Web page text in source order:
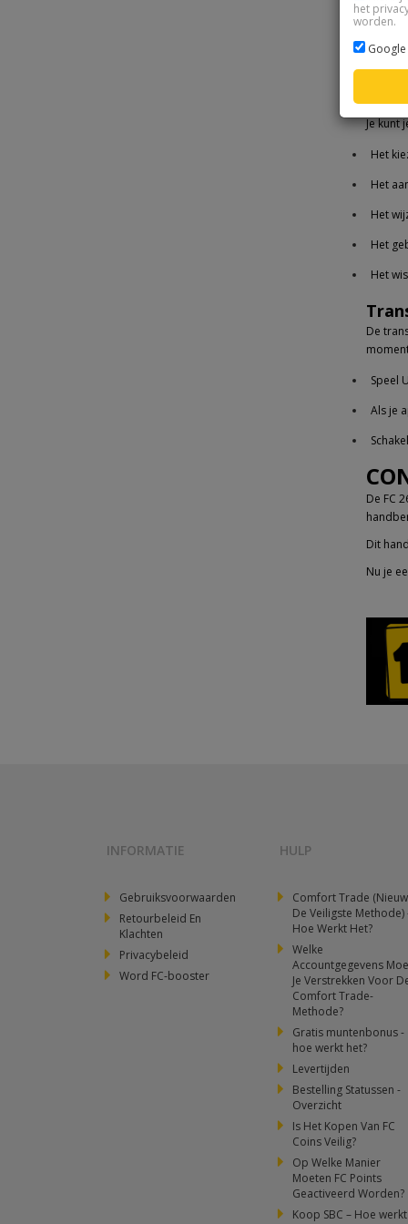
JE
Zoals
Je kunt
Het
Het
Het
Het
Het
De
Speel
Als je
De FC
Dit
Nu je
INFORMATIE
Gebruiksvoorwaarden
Retourbeleid En
Klachten
Privacybeleid
Word FC-booster
HULP
Comfort Trade
De Veiligste Methode)
Hoe Werkt Het?
Welke
Accountgegevens
Je Verstrekken Voor
Comfort Trade-
Methode?
Gratis muntenbonus -
hoe werkt het?
Levertijden
Bestelling Statussen -
Overzicht
Is Het Kopen Van FC
Coins Veilig?
Op Welke Manier
Moeten FC Points
Geactiveerd Worden?
Koop SBC – Hoe werkt
het
worden.